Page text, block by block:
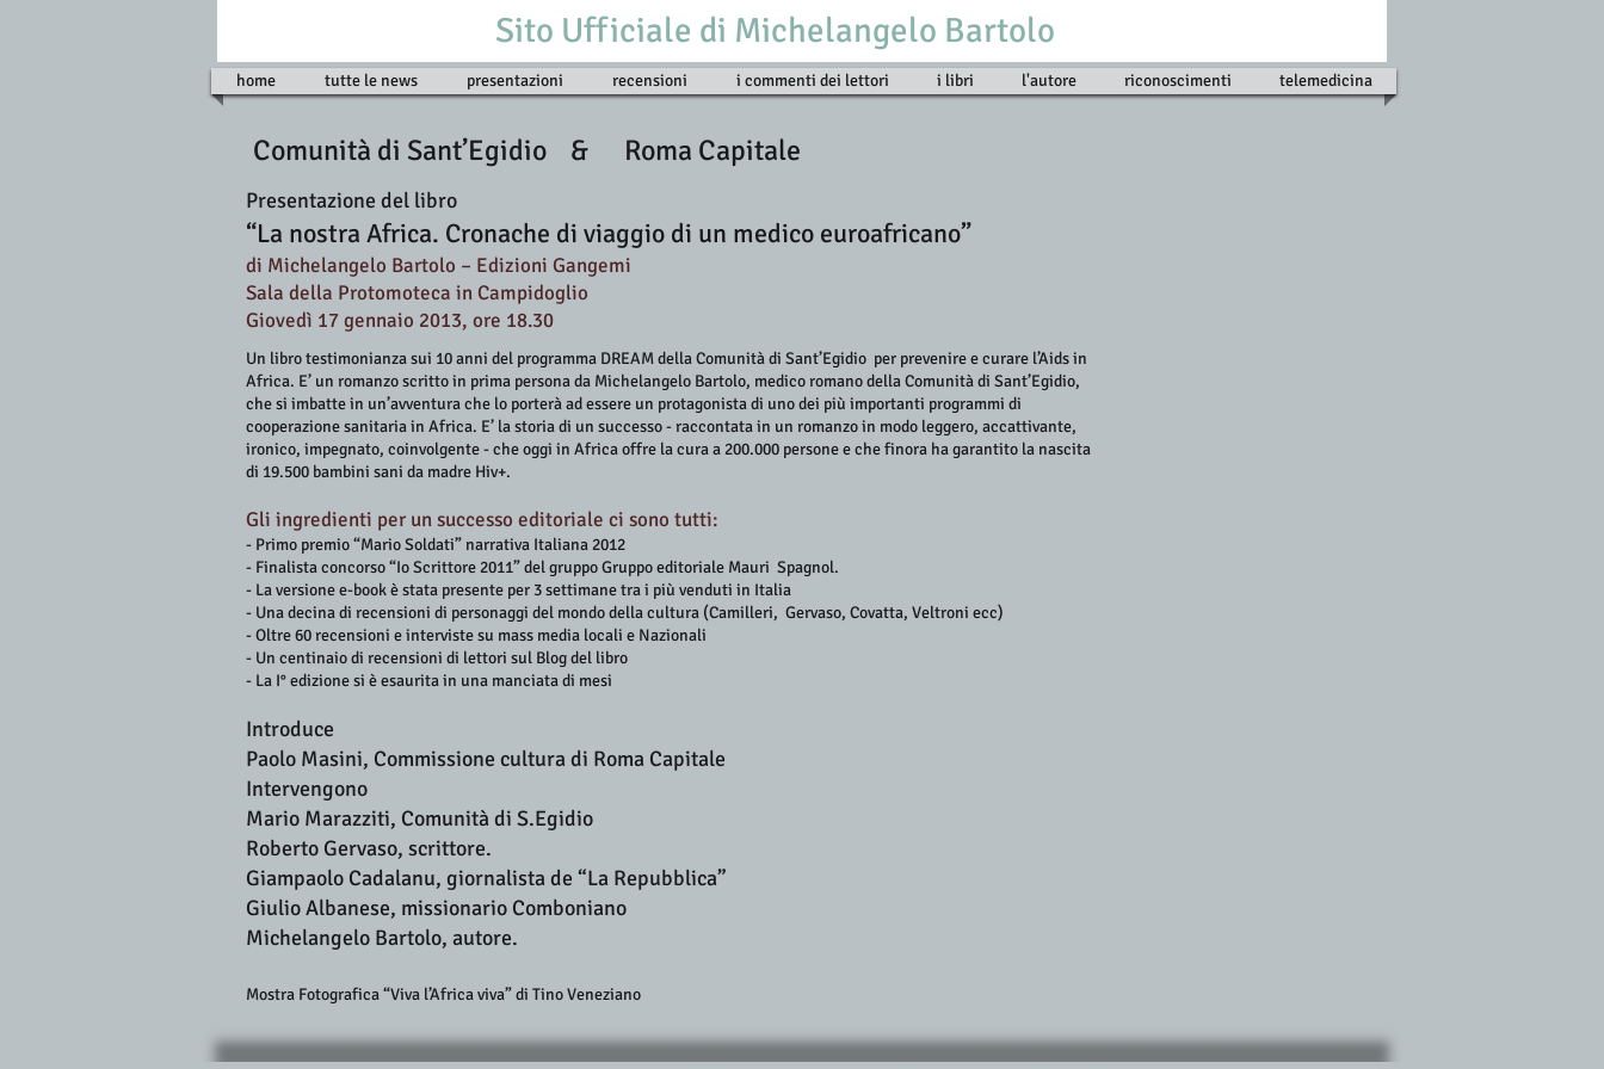
Sito Ufficiale di Michelangelo Bartolo
Comunità di Sant’Egidio & Roma Capitale
Presentazione del libro
“La nostra Africa. Cronache di viaggio di un medico euroafricano”​
di Michelangelo Bartolo – Edizioni Gangemi
Sala della Protomoteca in Campidoglio
Giovedì 17 gennaio 2013, ore 18.30
Un libro testimonianza sui 10 anni del programma DREAM della Comunità di Sant’Egidio per prevenire e curare l’Aids in
Africa. E’ un romanzo scritto in prima persona da Michelangelo Bartolo, medico romano della Comunità di Sant’Egidio,
che si imbatte in un’avventura che lo porterà ad essere un protagonista di uno dei più importanti programmi di
cooperazione sanitaria in Africa. E’ la storia di un successo - raccontata in un romanzo in modo leggero, accattivante,
ironico, impegnato, coinvolgente - che oggi in Africa offre la cura a 200.000 persone e che finora ha garantito la nascita
di 19.500 bambini sani da madre Hiv+.
Gli ingredienti per un successo editoriale ci sono tutti:
- Primo premio “Mario Soldati” narrativa Italiana 2012
- Finalista concorso “Io Scrittore 2011” del gruppo Gruppo editoriale Mauri Spagnol.
- La versione e-book è stata presente per 3 settimane tra i più venduti in Italia
- Una decina di recensioni di personaggi del mondo della cultura (Camilleri, Gervaso, Covatta, Veltroni ecc)
- Oltre 60 recensioni e interviste su mass media locali e Nazionali
- Un centinaio di recensioni di lettori sul Blog del libro
- La I° edizione si è esaurita in una manciata di mesi
Introduce
Paolo Masini, Commissione cultura di Roma Capitale
Intervengono
Mario Marazziti, Comunità di S.Egidio
Roberto Gervaso, scrittore.
Giampaolo Cadalanu, giornalista de “La Repubblica”
Giulio Albanese, missionario Comboniano
Michelangelo Bartolo, autore.
Mostra Fotografica “Viva l’Africa viva” di Tino Veneziano
home tutte le news presentazioni recensioni i commenti dei lettori i libri l'autore riconoscimenti telemedicina